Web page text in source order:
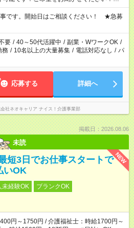
要な場合も遠慮なくご相談ください。 ※
勤務が必要です
です。開始日はご相談ください！ ★急募
要 / 40～50代活躍中 / 副業・WワークOK /
務 / 10名以上の大量募集 / 電話対応なし / パ
応募する 詳細へ
社ネオキャリア ナイス！介護事業部
掲載日：2026.08.06
未読
NEW
短3日でお仕事スタートで
いOK
未経験OK
ブランクOK
円～1750円 / 介護福祉士：時給1700円～